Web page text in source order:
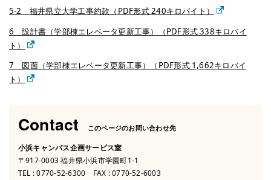
5-2 福井県立大学工事約款（PDF形式 240キロバイト）
6 設計書（学部棟エレベータ更新工事）（PDF形式 338キロバイ
ト）
7 図面（学部棟エレベータ更新工事）（PDF形式 1,662キロバイ
ト）
Contact このページのお問い合わせ先
小浜キャンパス企画サービス室
〒917-0003 福井県小浜市学園町1-1
TEL :0770-52-6300 FAX : 0770-52-6003